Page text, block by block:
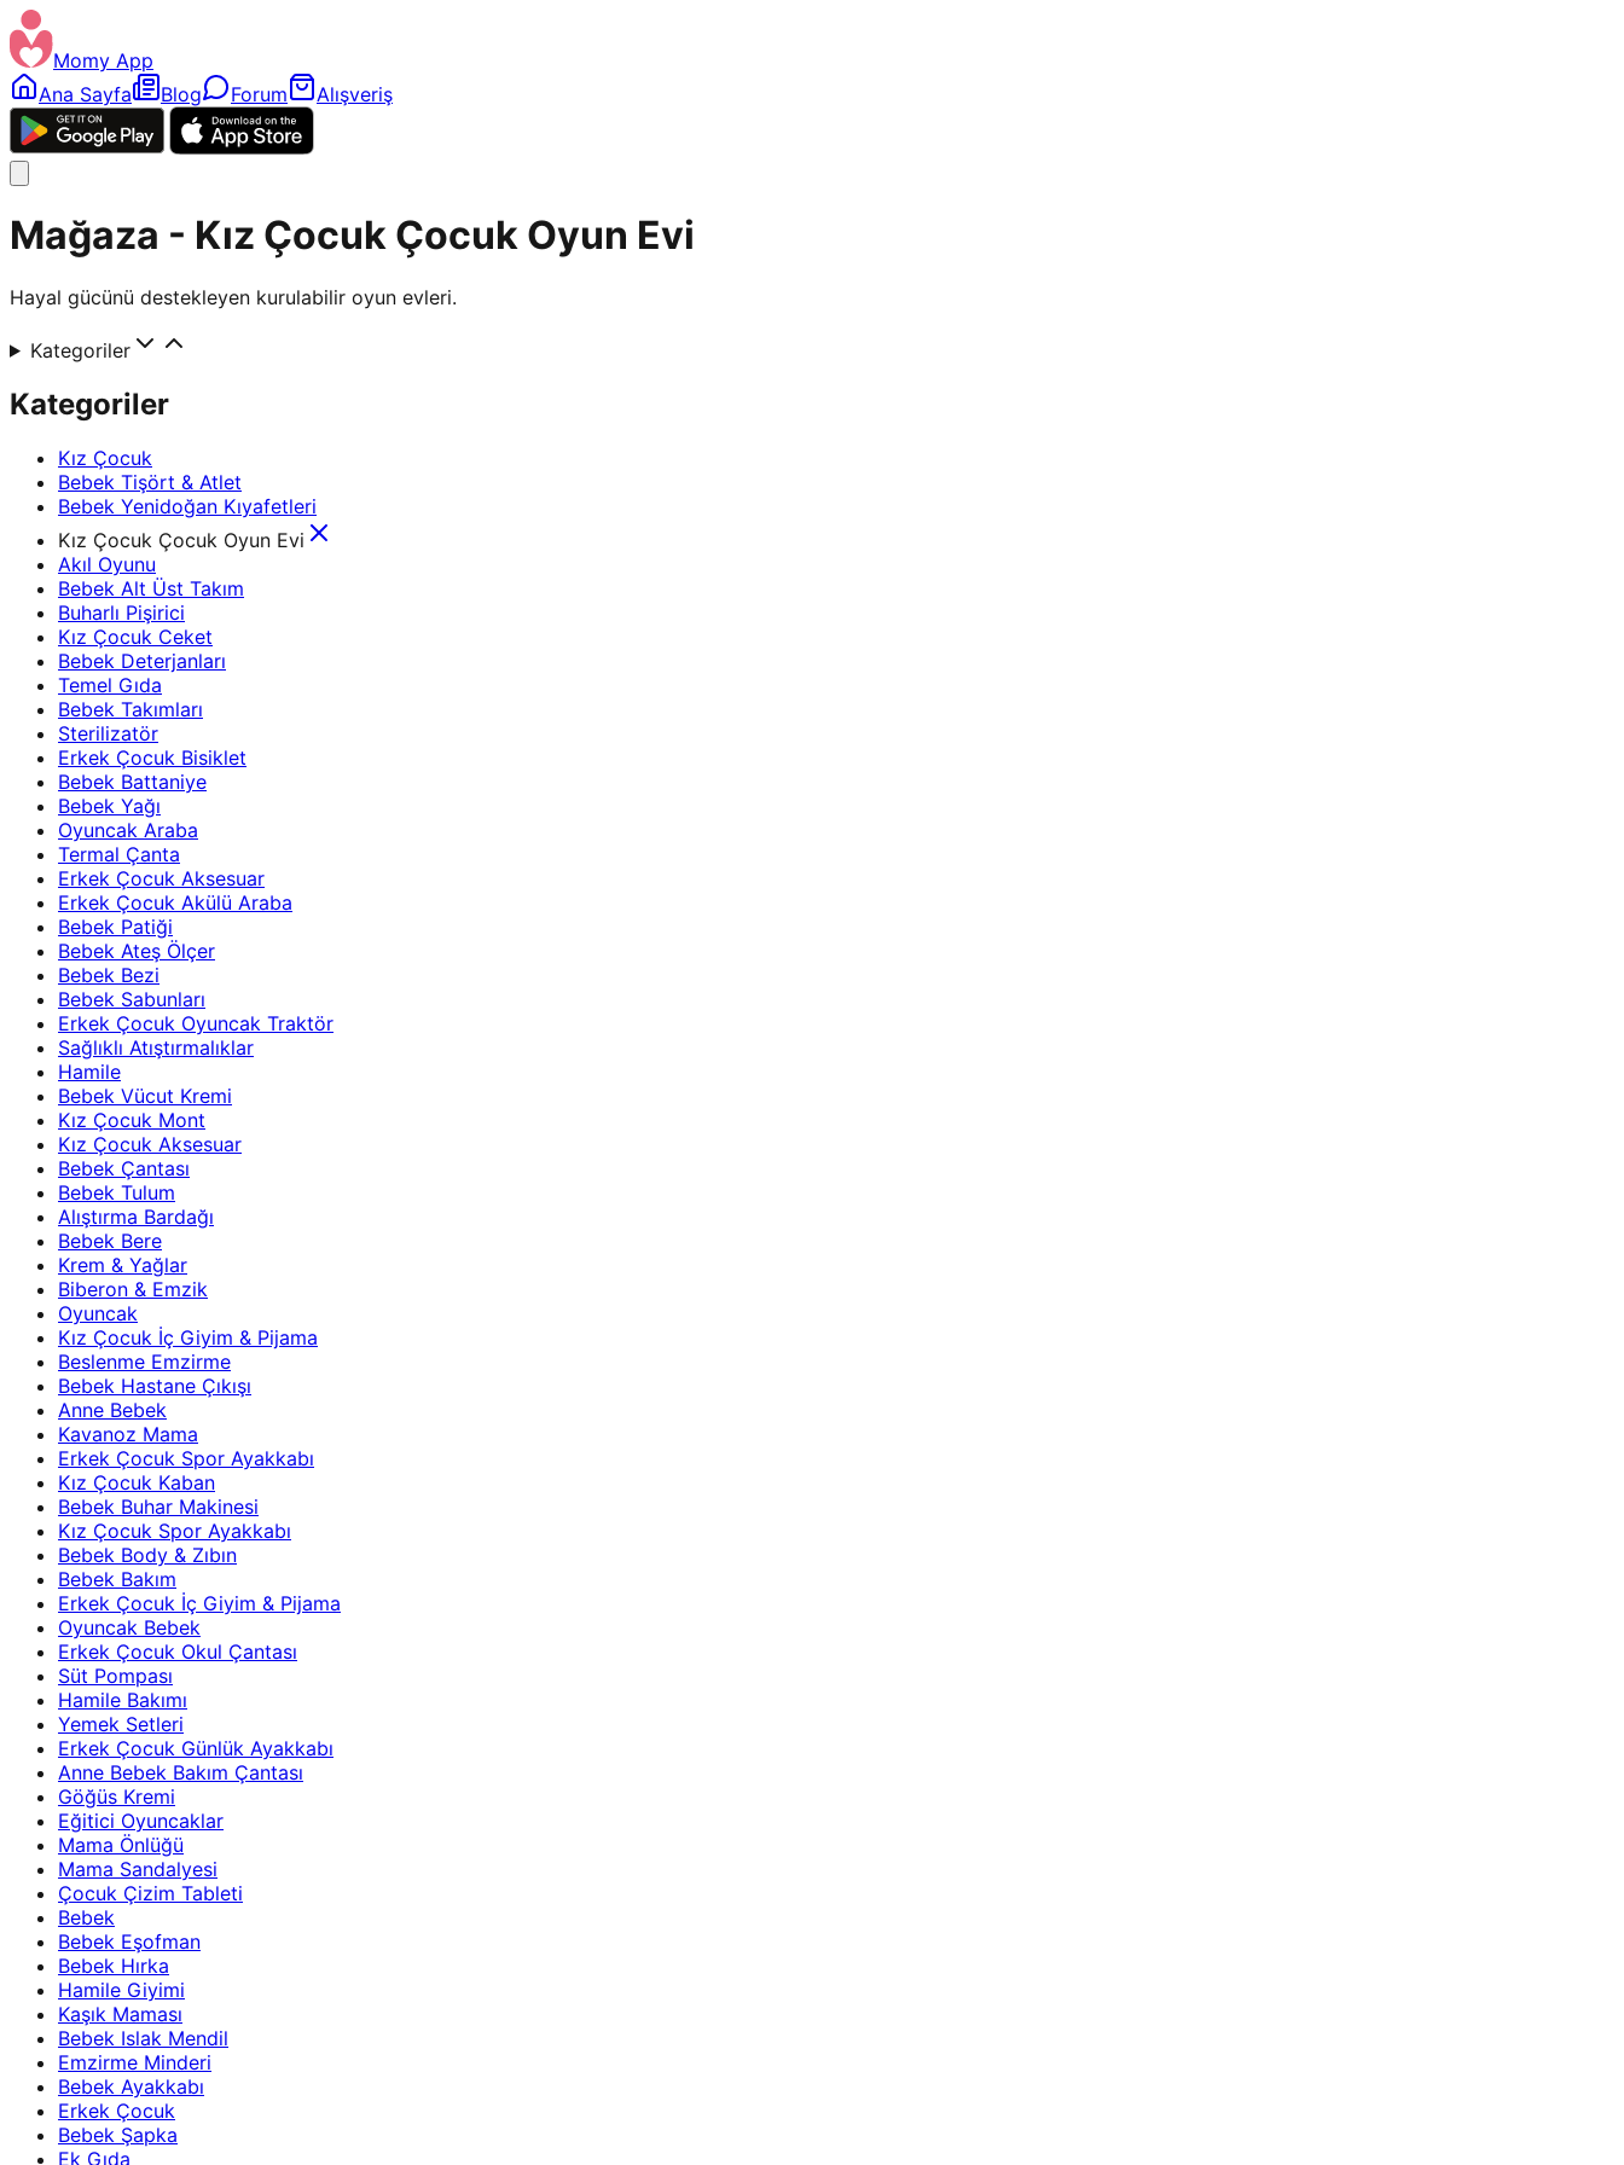
Momy App
Ana Sayfa
Blog Forum Alışveriş
Mağaza - Kız Çocuk Çocuk Oyun Evi
Hayal gücünü destekleyen kurulabilir oyun evleri.
Kategoriler
Kategoriler
Kız Çocuk
Bebek Tişört & Atlet
Bebek Yenidoğan Kıyafetleri
Kız Çocuk Çocuk Oyun Evi
Akıl Oyunu
Bebek Alt Üst Takım
Buharlı Pişirici
Kız Çocuk Ceket
Bebek Deterjanları
Temel Gıda
Bebek Takımları
Sterilizatör
Erkek Çocuk Bisiklet
Bebek Battaniye
Bebek Yağı
Oyuncak Araba
Termal Çanta
Erkek Çocuk Aksesuar
Erkek Çocuk Akülü Araba
Bebek Patiği
Bebek Ateş Ölçer
Bebek Bezi
Bebek Sabunları
Erkek Çocuk Oyuncak Traktör
Sağlıklı Atıştırmalıklar
Hamile
Bebek Vücut Kremi
Kız Çocuk Mont
Kız Çocuk Aksesuar
Bebek Çantası
Bebek Tulum
Alıştırma Bardağı
Bebek Bere
Krem & Yağlar
Biberon & Emzik
Oyuncak
Kız Çocuk İç Giyim & Pijama
Beslenme Emzirme
Bebek Hastane Çıkışı
Anne Bebek
Kavanoz Mama
Erkek Çocuk Spor Ayakkabı
Kız Çocuk Kaban
Bebek Buhar Makinesi
Kız Çocuk Spor Ayakkabı
Bebek Body & Zıbın
Bebek Bakım
Erkek Çocuk İç Giyim & Pijama
Oyuncak Bebek
Erkek Çocuk Okul Çantası
Süt Pompası
Hamile Bakımı
Yemek Setleri
Erkek Çocuk Günlük Ayakkabı
Anne Bebek Bakım Çantası
Göğüs Kremi
Eğitici Oyuncaklar
Mama Önlüğü
Mama Sandalyesi
Çocuk Çizim Tableti
Bebek
Bebek Eşofman
Bebek Hırka
Hamile Giyimi
Kaşık Maması
Bebek Islak Mendil
Emzirme Minderi
Bebek Ayakkabı
Erkek Çocuk
Bebek Şapka
Ek Gıda